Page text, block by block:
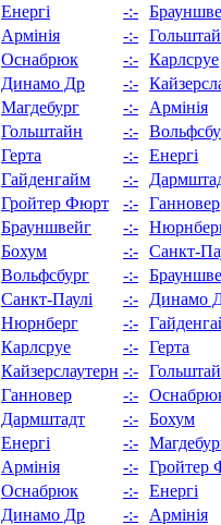
Енергі
-:-
Армінія
-:-
Оснабрюк
-:- Карлсруе
Динамо Др
-:-
Магдебург
-:-
Армінія
Гольштайн
-:-
Герта
-:- Енергі
Гайденгайм
-:-
Гройтер Фюрт
-:- Ганновер
Брауншвейг
-:-
Бохум
-:- Санкт-
Вольфсбург
-:-
Санкт-Паулі
-:-
Динамо
Нюрнберг
-:-
Карлсруе
-:- Герта
Кайзерслаутерн -:-
Ганновер
-:-
Дармштадт
-:- Бохум
Енергі
-:-
Армінія
-:- Гройтер
Оснабрюк
-:- Енергі
Динамо Др
-:-
Армінія